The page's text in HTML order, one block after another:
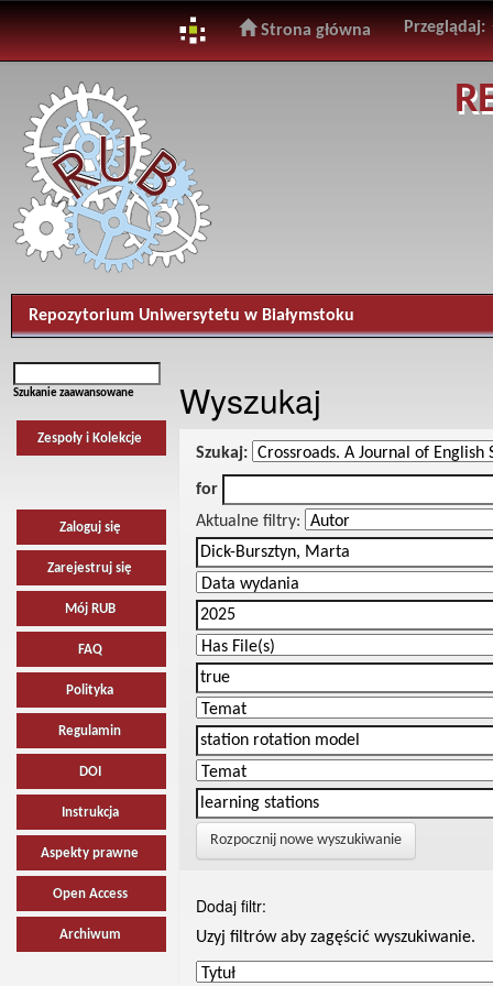
navigation
Strona główna Przeglądaj:
Repozytorium Uniwersytetu w Białymstoku
Szukanie zaawansowane
Zespoły i Kolekcje
Zaloguj się
Zarejestruj się
Mój RUB
FAQ
Polityka
Regulamin
DOI
Instrukcja
Aspekty prawne
Open Access
Archiwum
Wyszukaj
Szukaj:
for
Aktualne filtry:
Rozpocznij nowe wyszukiwanie
Dodaj filtr:
Uzyj filtrów aby zagęścić wyszukiwanie.